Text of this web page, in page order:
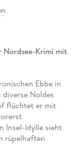
Nordsee-Krimi mit
Ebbe in
Noldes
flüchtet er mit
Insel-Idylle sieht
rüpelhaften